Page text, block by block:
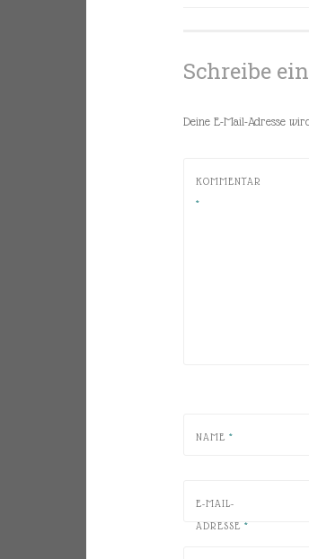
Schreibe
Deine E-Mail-Adresse
KOMMENTAR
*
NAME *
E-MAIL-
ADRESSE *